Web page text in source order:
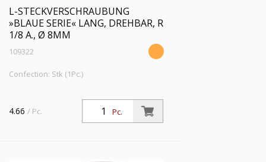
L-STECKVERSCHRAUBUNG
»BLAUE SERIE« LANG, DREHBAR, R
1/8 A., Ø 8MM
109322
Confection: Stk (1Pc.)
Pc.
4.66 / Pc.